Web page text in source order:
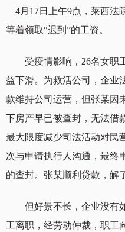
4月17日上午9点，莱西法
等着领取“迟到”的工资。
受疫情影响，26名女职
益下滑。为救活公司，企业
款维持公司运营，但张某因
下房产早已被查封，无法借
最大限度减少司法活动对民
次与申请执行人沟通，最终
的查封。张某顺利贷款，解
但好景不长，企业没有如
工离职，经劳动仲裁，职工